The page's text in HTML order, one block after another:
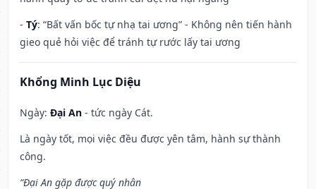
- Tý: “Bất vấn bốc tự nhạ tai ương” - Không nên tiến hành
gieo quẻ hỏi việc để tránh tự rước lấy tai ương
Khổng Minh Lục Diệu
Ngày: Đại An - tức ngày Cát.
Là ngày tốt, mọi việc đều được yên tâm, hành sự thành
công.
“Đại An gặp được quý nhân